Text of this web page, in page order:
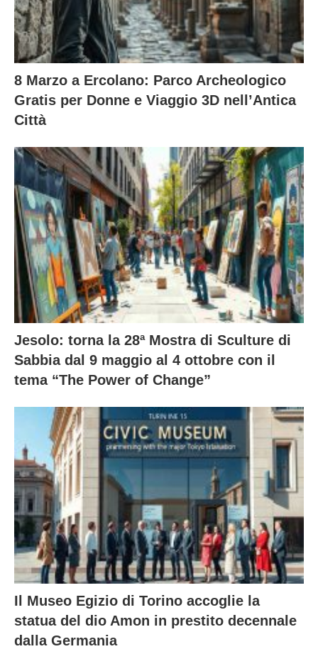
8 Marzo a Ercolano: Parco Archeologico
Gratis per Donne e Viaggio 3D nell’Antica
Città
Jesolo: torna la 28ª Mostra di Sculture di
Sabbia dal 9 maggio al 4 ottobre con il
tema “The Power of Change”
Il Museo Egizio di Torino accoglie la
statua del dio Amon in prestito decennale
dalla Germania